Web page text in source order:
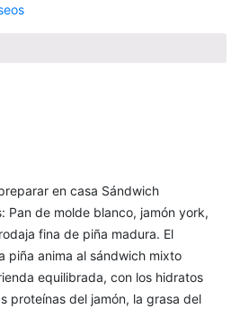
en casa Sándwich
Pan de molde blanco, jamón york,
fina de piña madura. El
piña anima al sándwich mixto
equilibrada, con los hidratos
proteínas del jamón, la grasa del